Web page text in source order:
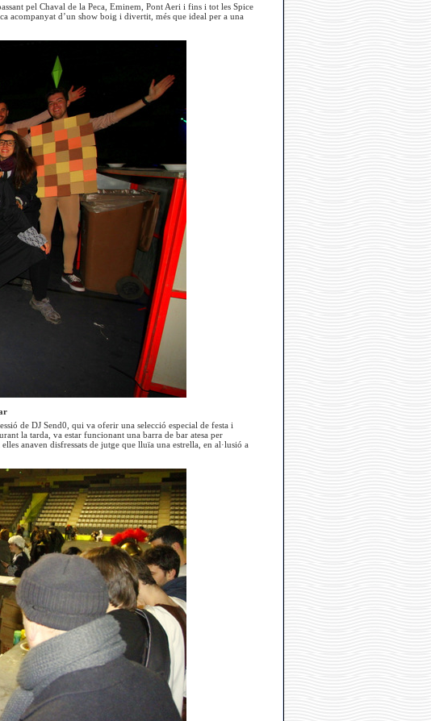
pel Chaval de la Peca, Eminem, Pont Aeri i fins i tot les Spice
acompanyat d’un show boig i divertit, més que ideal per a una
de DJ Send0, qui va oferir una selecció especial de festa i
la tarda, va estar funcionant una barra de bar atesa per
anaven disfressats de jutge que lluïa una estrella, en al·lusió a